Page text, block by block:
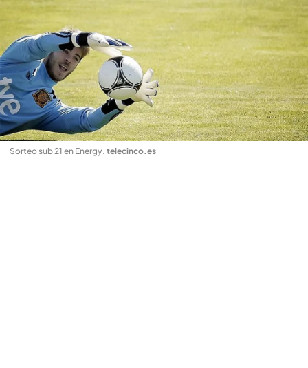
Sorteo sub 21 en Energy. telecinco.es